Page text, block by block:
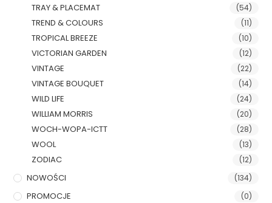
TRAY & PLACEMAT (54)
TREND & COLOURS (11)
TROPICAL BREEZE (10)
VICTORIAN GARDEN (12)
VINTAGE (22)
VINTAGE BOUQUET (14)
WILD LIFE (24)
WILLIAM MORRIS (20)
WOCH-WOPA-ICTT (28)
WOOL (13)
ZODIAC (12)
NOWOŚCI (134)
PROMOCJE (0)